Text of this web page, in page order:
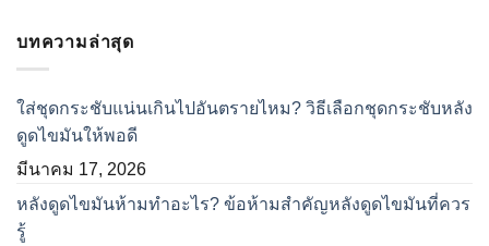
คะแนน
บทความล่าสุด
ใส่ชุดกระชับแน่นเกินไปอันตรายไหม? วิธีเลือกชุดกระชับหลัง
ดูดไขมันให้พอดี
มีนาคม 17, 2026
หลังดูดไขมันห้ามทำอะไร? ข้อห้ามสำคัญหลังดูดไขมันที่ควร
รู้